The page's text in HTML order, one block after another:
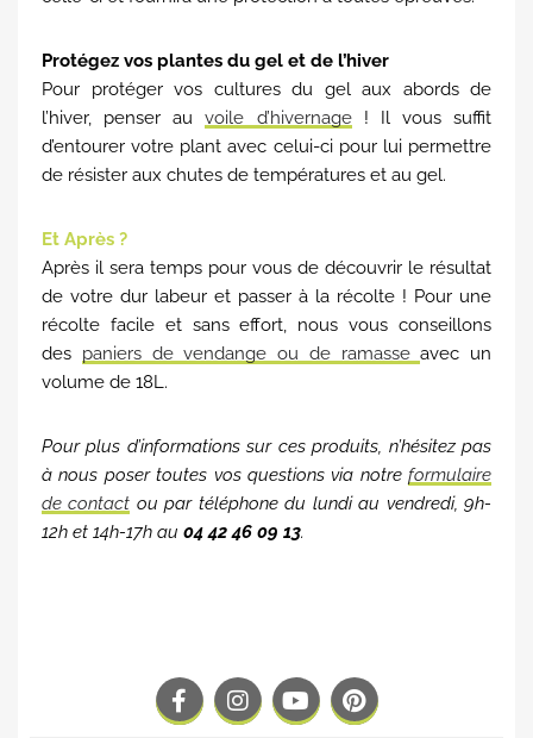
Protégez vos plantes du gel et de l’hiver
Pour protéger vos cultures du gel aux abords de
l’hiver, penser auvoile d’hivernage! Il vous suffit
d’entourer votre plant avec celui-ci pour lui permettre
de résister aux chutes de températures et au gel.
Et Après ?
Après il sera temps pour vous de découvrir le résultat
de votre dur labeur et passer à la récolte ! Pour une
récolte facile et sans effort, nous vous conseillons
des paniers de vendange ou de ramasseavec un
volume de 18L.
Pour plus d’informations sur ces produits, n’hésitez pas
à nous poser toutes vos questions via notre formulaire
de contact ou par téléphone du lundi au vendredi, 9h-
12h et 14h-17h au 04 42 46 09 13.